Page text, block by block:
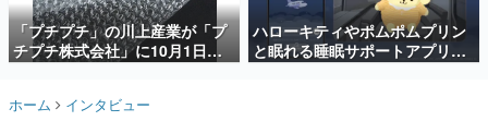
新世代に訊く
これからのデジタルゲーム市場を担う若きクリエイター達
の姿を追い、彼らのルーツと情熱を探っていきます。
ゲーム世代の作家たち
ゲームに多大な影響を受けた作家さんに取材し、ゲームが
「プチプチ」の川上産業が「プ
チプチ株式会社」に10月1日よ
り社名変更へ。創業58年で初め
なじみの緩衝材が会社の名前に
ハローキティやポムポムプリン
と眠れる睡眠サポートアプリ
『ゆめたび』が配信中。キャラ
ホーム インタビュー